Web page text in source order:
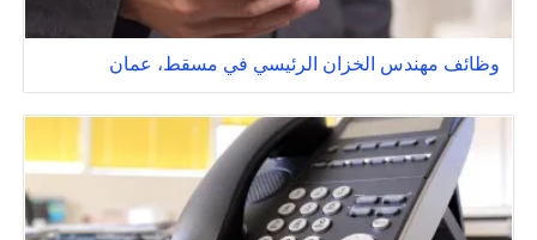
وظائف مهندس الخزان الرئيسي في مسقط، عمان